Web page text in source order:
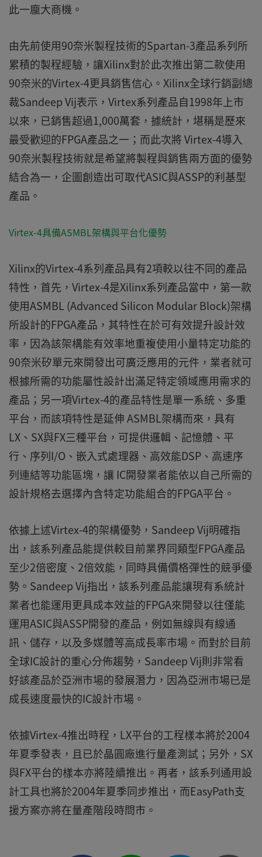
此一龐大商機。
由先前使用90奈米製程技術的Spartan-3產品系列所
累積的製程經驗，讓Xilinx對於此次推出第二款使用
90奈米的Virtex-4更具銷售信心。Xilinx全球行銷副總
裁Sandeep Vij表示，Virtex系列產品自1998年上市
以來，已銷售超過1,000萬套，據統計，堪稱是歷來
最受歡迎的FPGA產品之一；而此次將 Virtex-4導入
90奈米製程技術就是希望將製程與銷售兩方面的優勢
結合為一，企圖創造出可取代ASIC與ASSP的利基型
產品。
Virtex-4具備ASMBL架構與平台化優勢
Xilinx的Virtex-4系列產品具有2項較以往不同的產品
特性，首先，Virtex-4是Xilinx系列產品當中，第一款
使用ASMBL (Advanced Silicon Modular Block)架構
所設計的FPGA產品，其特性在於可有效提升設計效
率，因為該架構能有效率地重複使用小量特定功能的
90奈米矽單元來開發出可廣泛應用的元件，業者就可
根據所需的功能屬性設計出滿足特定領域應用需求的
產品；另一項Virtex-4的產品特性是單一系統、多重
平台，而該項特性是延伸 ASMBL架構而來，具有
LX、SX與FX三種平台，可提供邏輯、記憶體、平
行、序列I/O、嵌入式處理器、高效能DSP、高速序
列連結等功能區塊，讓 IC開發業者能依以自己所需的
設計規格去選擇內含特定功能組合的FPGA平台。
依據上述Virtex-4的架構優勢，Sandeep Vij明確指
出，該系列產品能提供較目前業界同類型FPGA產品
至少2倍密度、2倍效能，同時具備價格彈性的競爭優
勢。Sandeep Vij指出，該系列產品能讓現有系統計
業者也能運用更具成本效益的FPGA來開發以往僅能
運用ASIC與ASSP開發的產品，例如無線與有線通
訊、儲存，以及多媒體等高成長率市場。而對於目前
全球IC設計的重心分佈趨勢，Sandeep Vij則非常看
好該產品於亞洲市場的發展潛力，因為亞洲市場已是
成長速度最快的IC設計市場。
依據Virtex-4推出時程，LX平台的工程樣本將於2004
年夏季發表，且已於晶圓廠進行量產測試；另外，SX
與FX平台的樣本亦將陸續推出。再者，該系列通用設
計工具也將於2004年夏季同步推出，而EasyPath支
援方案亦將在量產階段時問市。